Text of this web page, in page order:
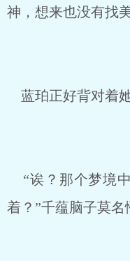
神，想来也没有找
蓝珀正好背对着
“诶？那个梦境
着？”千蕴脑子莫名